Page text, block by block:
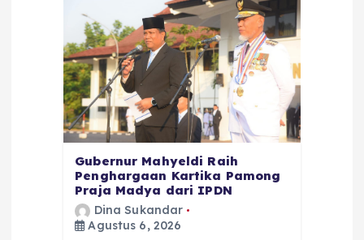
Gubernur Mahyeldi Raih
Penghargaan Kartika Pamong
Praja Madya dari IPDN
Dina Sukandar
Agustus 6, 2026